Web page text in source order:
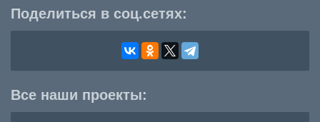
Поделиться в соц.сетях:
Все наши проекты: